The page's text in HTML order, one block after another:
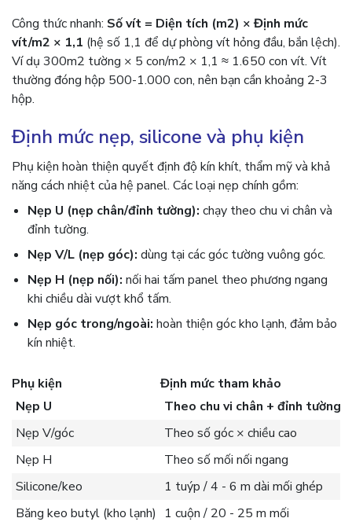
Công thức nhanh: Số vít = Diện tích (m2) × Định mức
vít/m2 × 1,1 (hệ số 1,1 để dự phòng vít hỏng đầu, bắn lệch).
Ví dụ 300m2 tường × 5 con/m2 × 1,1 ≈ 1.650 con vít. Vít
thường đóng hộp 500-1.000 con, nên bạn cần khoảng 2-3
hộp.
Định mức nẹp, silicone và phụ kiện
Phụ kiện hoàn thiện quyết định độ kín khít, thẩm mỹ và khả
năng cách nhiệt của hệ panel. Các loại nẹp chính gồm:
Nẹp U (nẹp chân/đỉnh tường): chạy theo chu vi chân và
đỉnh tường.
Nẹp V/L (nẹp góc): dùng tại các góc tường vuông góc.
Nẹp H (nẹp nối): nối hai tấm panel theo phương ngang
khi chiều dài vượt khổ tấm.
Nẹp góc trong/ngoài: hoàn thiện góc kho lạnh, đảm bảo
kín nhiệt.
Phụ kiện Định mức tham khảo
Nẹp U
Theo chu vi chân + đỉnh tường
Nẹp V/góc
Theo số góc × chiều cao
Nẹp H
Theo số mối nối ngang
Silicone/keo
1 tuýp / 4 - 6 m dài mối ghép
Băng keo butyl (kho lạnh)
1 cuộn / 20 - 25 m mối